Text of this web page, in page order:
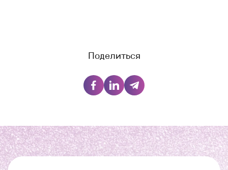
Поделиться